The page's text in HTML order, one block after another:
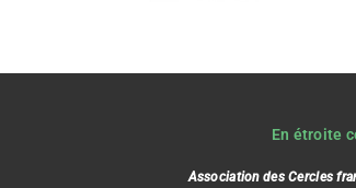
En étroite
Association des Cercles